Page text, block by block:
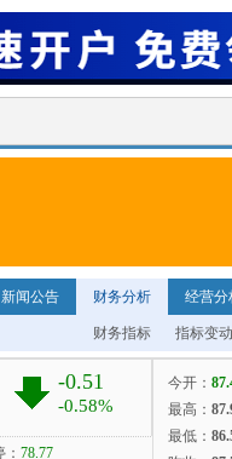
新闻公告 财务分析 经营分
财务指标 指标变